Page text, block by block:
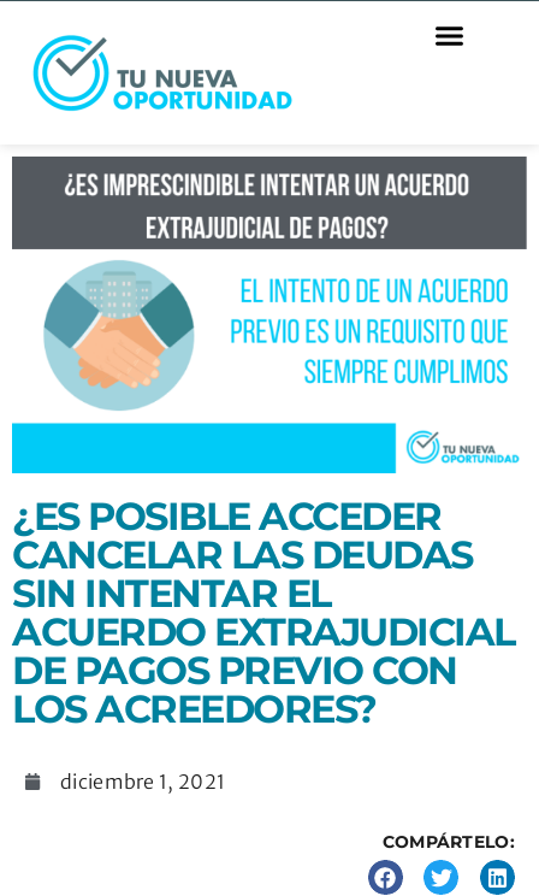
¿ES POSIBLE ACCEDER
CANCELAR LAS DEUDAS
SIN INTENTAR EL
ACUERDO EXTRAJUDICIAL
DE PAGOS PREVIO CON
LOS ACREEDORES?
diciembre 1, 2021
COMPÁRTELO: